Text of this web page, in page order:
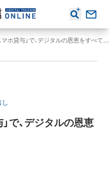
希望者への「スマホ貸与」で、デジタルの恩恵をすべての住民へ
で、デジタルの恩恵